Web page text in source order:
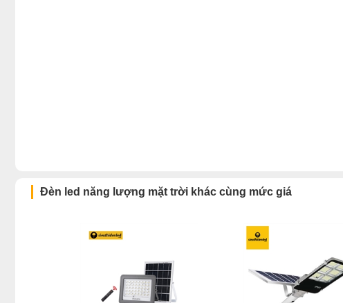
Đèn led năng lượng mặt trời khác cùng mức giá